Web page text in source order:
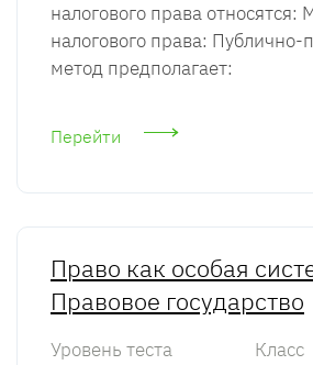
налогового права относятся:
налогового права: Публично-
метод предполагает:
Перейти
Право как особая
Правовое государство
Уровень теста Класс